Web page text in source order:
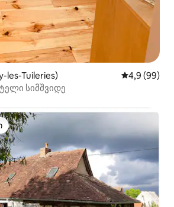
les-Tuileries) საშუალო
4,9 (99)
სიმშვიდე